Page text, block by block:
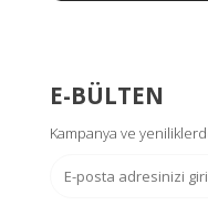
E-BÜLTEN
Kampanya ve